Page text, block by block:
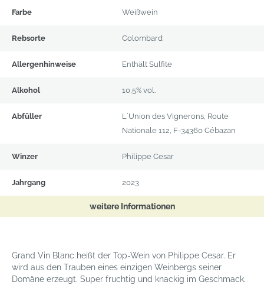
Farbe Weißwein
Rebsorte Colombard
Allergenhinweise Enthält Sulfite
Alkohol 10,5% vol.
Abfüller
L´Union des Vignerons, Route
Nationale 112, F-34360 Cébazan
Winzer Philippe Cesar
Jahrgang 2023
weitere Informationen
Grand Vin Blanc heißt der Top-Wein von Philippe Cesar. Er
wird aus den Trauben eines einzigen Weinbergs seiner
Domäne erzeugt. Super fruchtig und knackig im Geschmack.